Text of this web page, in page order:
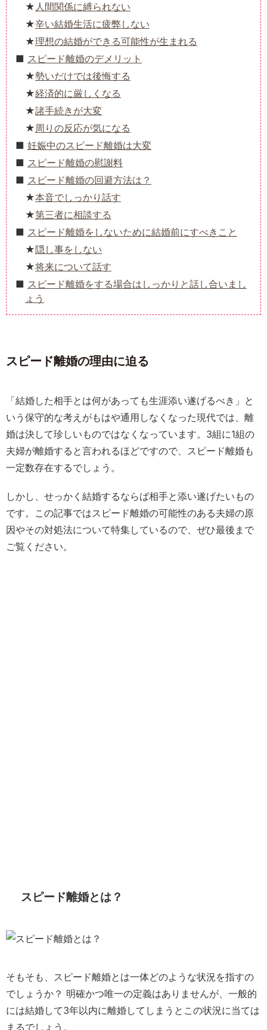
人間関係に縛られない
辛い結婚生活に疲弊しない
理想の結婚ができる可能性が生まれる
スピード離婚のデメリット
勢いだけでは後悔する
経済的に厳しくなる
諸手続きが大変
周りの反応が気になる
妊娠中のスピード離婚は大変
スピード離婚の慰謝料
スピード離婚の回避方法は？
本音でしっかり話す
第三者に相談する
スピード離婚をしないために結婚前にすべきこと
隠し事をしない
将来について話す
スピード離婚をする場合はしっかりと話し合いまし
ょう
スピード離婚の理由に迫る
「結婚した相手とは何があっても生涯添い遂げるべき」と
いう保守的な考えがもはや通用しなくなった現代では、離
婚は決して珍しいものではなくなっています。3組に1組の
夫婦が離婚すると言われるほどですので、スピード離婚も
一定数存在するでしょう。
しかし、せっかく結婚するならば相手と添い遂げたいもの
です。この記事ではスピード離婚の可能性のある夫婦の原
因やその対処法について特集しているので、ぜひ最後まで
ご覧ください。
スピード離婚とは？
そもそも、スピード離婚とは一体どのような状況を指すの
でしょうか？ 明確かつ唯一の定義はありませんが、一般的
には結婚して3年以内に離婚してしまうとこの状況に当ては
まるでしょう。